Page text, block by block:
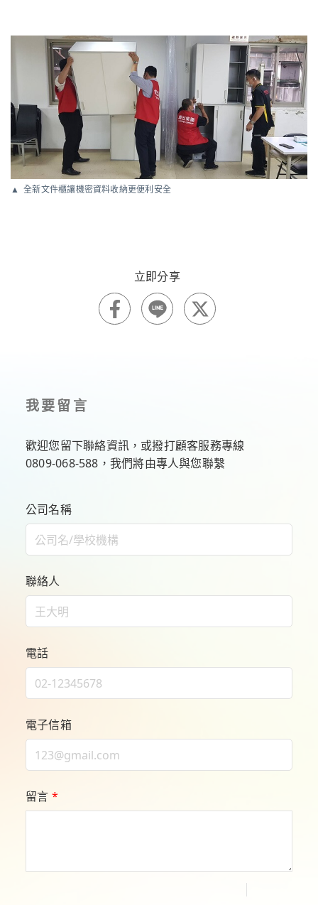
全新文件櫃讓機密資料收納更便利安全
我要留言
歡迎您留下聯絡資訊，或撥打顧客服務專線
0809-068-588 ，我們將由專人與您聯繫
公司名稱
聯絡人
電話
電子信箱
留言 *